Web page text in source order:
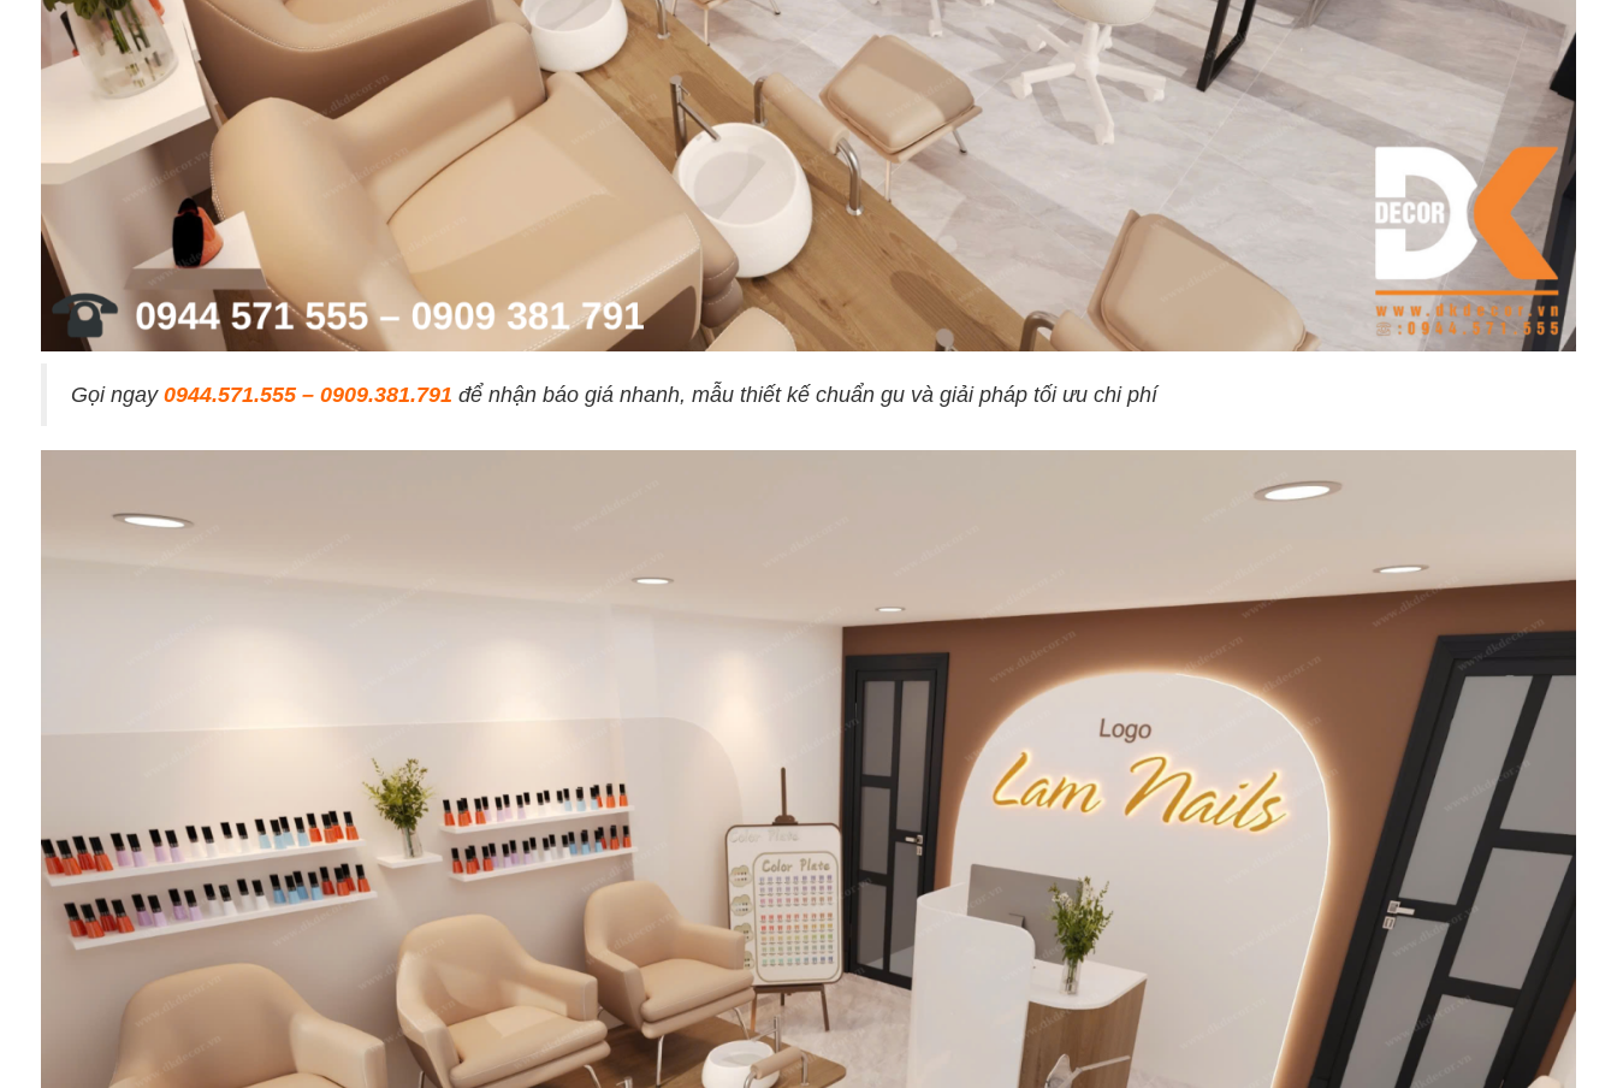
Gọi ngay 0944.571.555 – 0909.381.791 để nhận báo giá nhanh, mẫu thiết kế chuẩn gu và giải pháp tối ưu chi phí